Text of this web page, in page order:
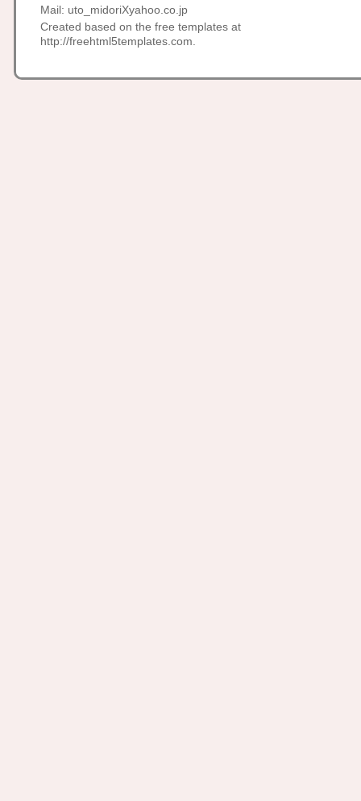
Mail: uto_midoriXyahoo.co.jp
Created based on the free templates at
http://freehtml5templates.com